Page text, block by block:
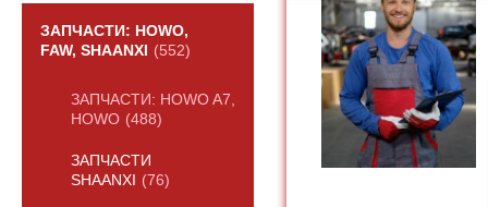
ЗАПЧАСТИ: HOWO,
FAW, SHAANXI
(552)
ЗАПЧАСТИ: HOWO A7,
HOWO (488)
ЗАПЧАСТИ
SHAANXI
(76)